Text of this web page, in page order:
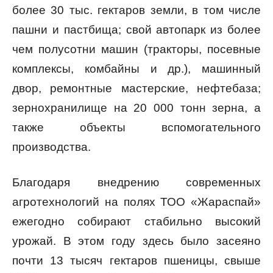
более 30 тыс. гектаров земли, в том числе
пашни и пастбища; свой автопарк из более
чем полусотни машин (тракторы, посевные
комплексы, комбайны и др.), машинный
двор, ремонтные мастерские, нефтебаза;
зернохранилище на 20 000 тонн зерна, а
также объекты вспомогательного
производства.
Благодаря внедрению современных
агротехнологий на полях ТОО «Жараспай»
ежегодно собирают стабильно высокий
урожай. В этом году здесь было засеяно
почти 13 тысяч гектаров пшеницы, свыше